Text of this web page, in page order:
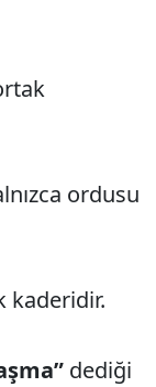
ordusu
kaderidir.
dediği